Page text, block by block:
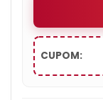
CUPOM: